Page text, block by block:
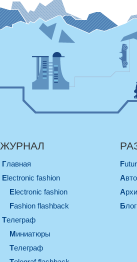
ЖУРНАЛ
Главная
electronic fashion
electronic fashion
Fashion flashback
телеграф
миниатюры
телеграф
Блог